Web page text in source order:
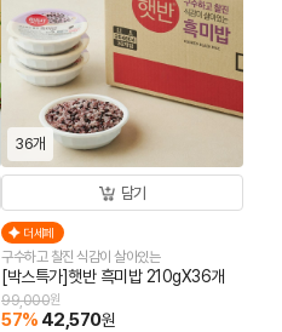
36개
담기
더세페
구수하고 찰진 식감이 살아있는
[박스특가]햇반 흑미밥 210gX36개
99,000원
57% 42,570원